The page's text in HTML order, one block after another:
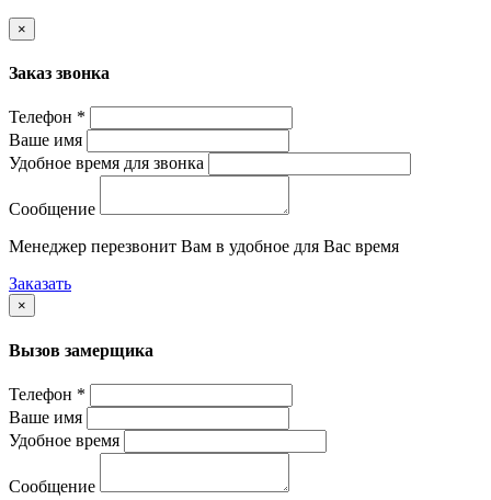
×
Заказ звонка
Телефон *
Ваше имя
Удобное время для звонка
Сообщение
Менеджер перезвонит Вам в удобное для Вас время
Заказать
×
Вызов замерщика
Телефон *
Ваше имя
Удобное время
Сообщение